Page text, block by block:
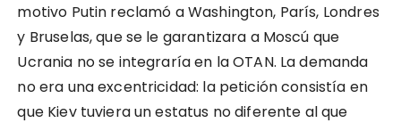
motivo Putin reclamó a Washington, París, Londres
y Bruselas, que se le garantizara a Moscú que
Ucrania no se integraría en la OTAN. La demanda
no era una excentricidad: la petición consistía en
que Kiev tuviera un estatus no diferente al que